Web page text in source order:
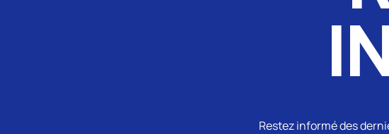
Restez informé des